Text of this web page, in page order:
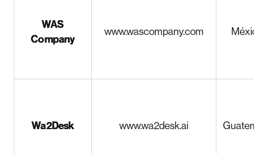
WAS
Company
www.wascompany.com México
Wa2Desk www.wa2desk.ai